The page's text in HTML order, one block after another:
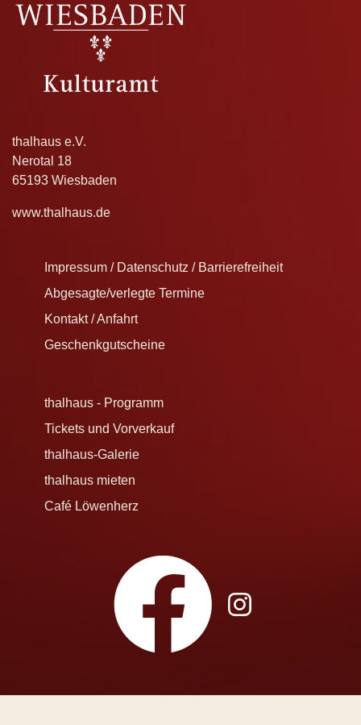
thalhaus e.V.
Nerotal 18
65193 Wiesbaden
www.thalhaus.de
Impressum / Datenschutz / Barrierefreiheit
Abgesagte/verlegte Termine
Kontakt / Anfahrt
Geschenkgutscheine
thalhaus - Programm
Tickets und Vorverkauf
thalhaus-Galerie
thalhaus mieten
Café Löwenherz